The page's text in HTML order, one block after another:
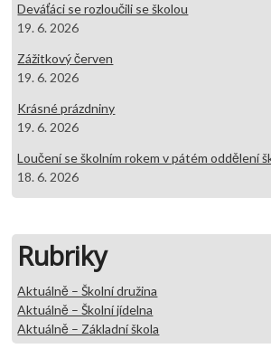
Deváťáci se rozloučili se školou
19. 6. 2026
Zážitkový červen
19. 6. 2026
Krásné prázdniny
19. 6. 2026
Loučení se školním rokem v pátém oddělení
18. 6. 2026
Rubriky
Aktuálně – Školní družina
Aktuálně – Školní jídelna
Aktuálně – Základní škola